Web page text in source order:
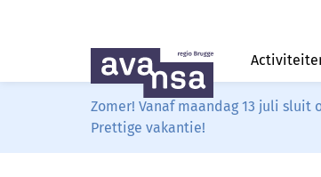
Zomer! Vanaf maandag 13 juli
Prettige vakantie!